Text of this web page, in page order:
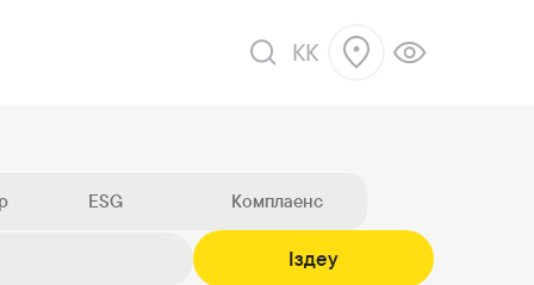
KK
ESG Комплаенс
Іздеу